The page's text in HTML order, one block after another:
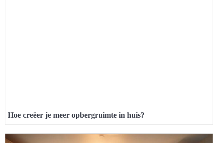
Hoe creëer je meer opbergruimte in huis?